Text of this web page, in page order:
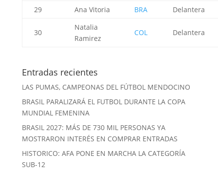
29 Ana Vitoria BRA Delantera
30
Natalia
Ramirez
COL Delantera
Entradas recientes
LAS PUMAS, CAMPEONAS DEL FÚTBOL MENDOCINO
BRASIL PARALIZARÁ EL FUTBOL DURANTE LA COPA
MUNDIAL FEMENINA
BRASIL 2027: MÁS DE 730 MIL PERSONAS YA
MOSTRARON INTERÉS EN COMPRAR ENTRADAS
HISTORICO: AFA PONE EN MARCHA LA CATEGORÍA
SUB-12